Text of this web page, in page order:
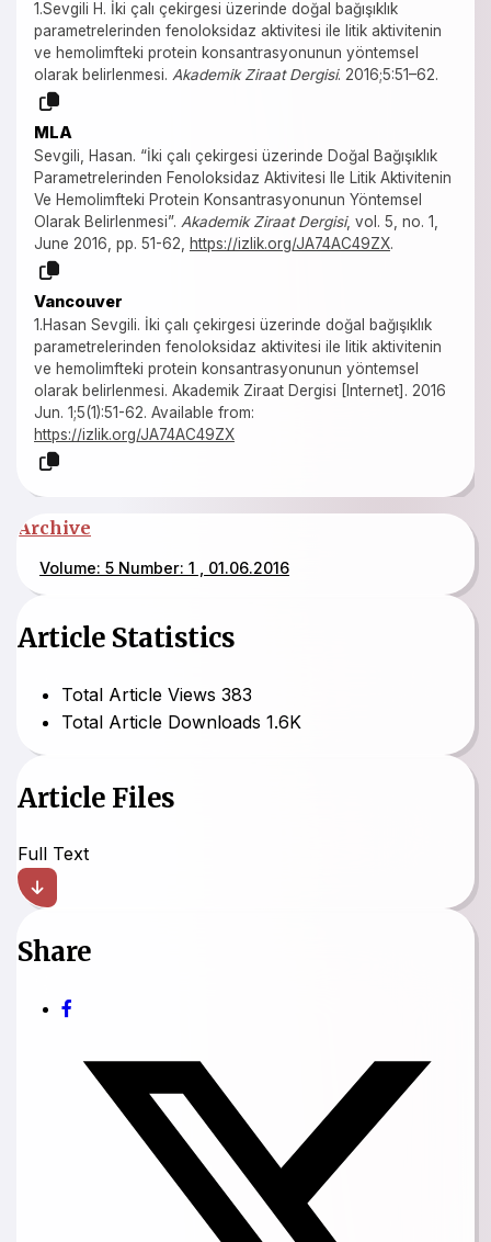
1.Sevgili H. İki çalı çekirgesi üzerinde doğal bağışıklık
parametrelerinden fenoloksidaz aktivitesi ile litik aktivitenin
ve hemolimfteki protein konsantrasyonunun yöntemsel
olarak belirlenmesi. Akademik Ziraat Dergisi. 2016;5:51–62.
MLA
Sevgili, Hasan. “İki çalı çekirgesi üzerinde Doğal Bağışıklık
Parametrelerinden Fenoloksidaz Aktivitesi Ile Litik Aktivitenin
Ve Hemolimfteki Protein Konsantrasyonunun Yöntemsel
Olarak Belirlenmesi”. Akademik Ziraat Dergisi, vol. 5, no. 1,
June 2016, pp. 51-62,
https://izlik.org/JA74AC49ZX.
Vancouver
1.Hasan Sevgili. İki çalı çekirgesi üzerinde doğal bağışıklık
parametrelerinden fenoloksidaz aktivitesi ile litik aktivitenin
ve hemolimfteki protein konsantrasyonunun yöntemsel
olarak belirlenmesi. Akademik Ziraat Dergisi [Internet]. 2016
Jun. 1;5(1):51-62. Available from:
https://izlik.org/JA74AC49ZX
Archive
Volume: 5 Number: 1 , 01.06.2016
Article Statistics
Total Article Views 383
Total Article Downloads 1.6K
Article Files
Full Text
Share